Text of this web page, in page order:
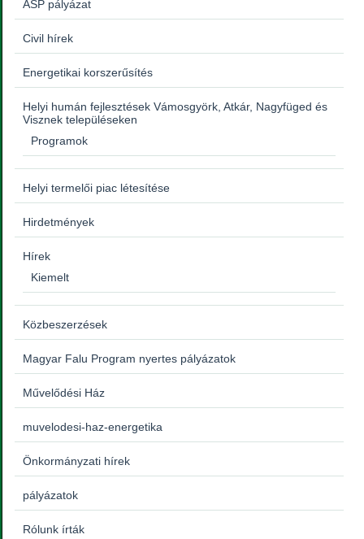
ASP pályázat
Civil hírek
Energetikai korszerűsítés
Helyi humán fejlesztések Vámosgyörk, Atkár, Nagyfüged és
Visznek településeken
Programok
Helyi termelői piac létesítése
Hirdetmények
Hírek
Kiemelt
Közbeszerzések
Magyar Falu Program nyertes pályázatok
Művelődési Ház
muvelodesi-haz-energetika
Önkormányzati hírek
pályázatok
Rólunk írták